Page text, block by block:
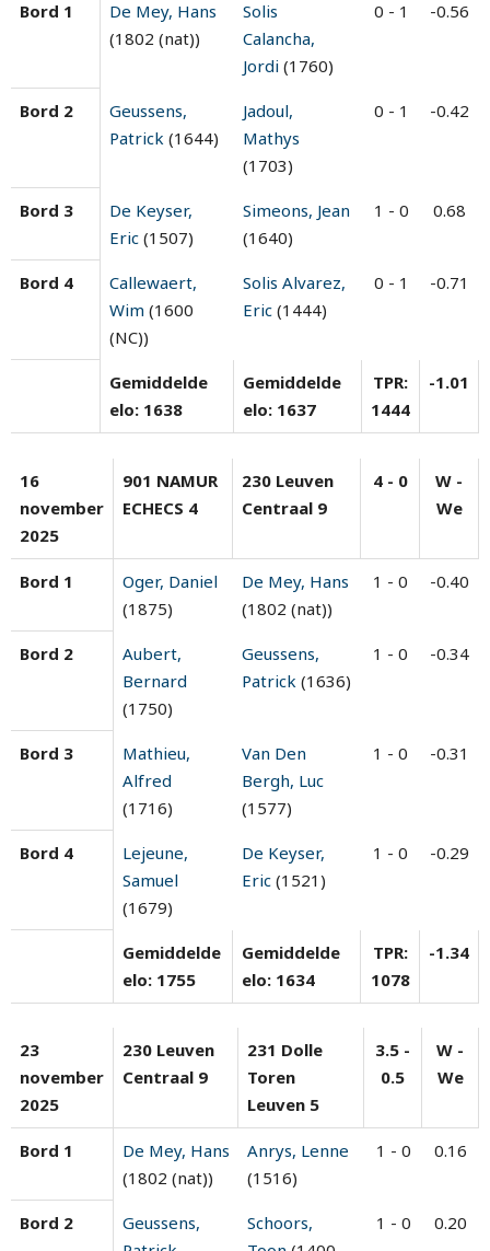
Bord 1
De Mey, Hans
(1802 (nat))
Solis
Calancha,
Jordi (1760)
0 - 1 -0.56
Bord 2
Geussens,
Patrick (1644)
Jadoul,
Mathys
(1703)
0 - 1 -0.42
Bord 3
De Keyser,
Eric (1507)
Simeons, Jean
(1640)
1 - 0 0.68
Bord 4
Callewaert,
Wim (1600
(NC))
Solis Alvarez,
Eric (1444)
0 - 1 -0.71
Gemiddelde
elo: 1638
Gemiddelde
elo: 1637
TPR:
1444
-1.01
16
november
2025
901 NAMUR
ECHECS 4
230 Leuven
Centraal 9
4 - 0
W -
We
Bord 1
Oger, Daniel
(1875)
De Mey, Hans
(1802 (nat))
1 - 0 -0.40
Bord 2
Aubert,
Bernard
(1750)
Geussens,
Patrick (1636)
1 - 0 -0.34
Bord 3
Mathieu,
Alfred
(1716)
Van Den
Bergh, Luc
(1577)
1 - 0 -0.31
Bord 4
Lejeune,
Samuel
(1679)
De Keyser,
Eric (1521)
1 - 0 -0.29
Gemiddelde
elo: 1755
Gemiddelde
elo: 1634
TPR:
1078
-1.34
23
november
2025
230 Leuven
Centraal 9
231 Dolle
Toren
Leuven 5
3.5 -
0.5
W -
We
Bord 1
De Mey, Hans
(1802 (nat))
Anrys, Lenne
(1516)
1 - 0 0.16
Bord 2
Geussens,
Schoors,
1 - 0 0.20